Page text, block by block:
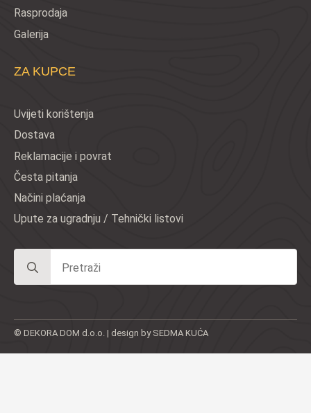
Rasprodaja
Galerija
ZA KUPCE
Uvijeti korištenja
Dostava
Reklamacije i povrat
Česta pitanja
Načini plaćanja
Upute za ugradnju / Tehnički listovi
for:
© DEKORA DOM d.o.o. | design by SEDMA KUĆA